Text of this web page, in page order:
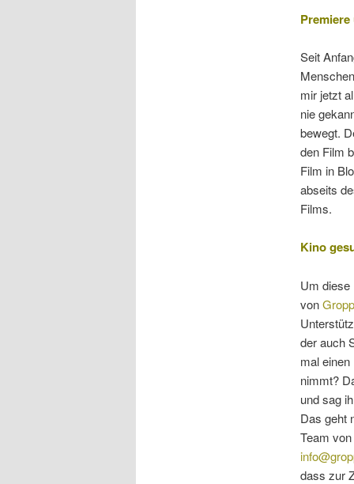
Seit
mir jetzt
nie
bewegt.
den Film
Film in
abseits
Films.
Kino
Um diese
von
der auch
mal
nimmt?
und sag
Das geht
Team
dass zur